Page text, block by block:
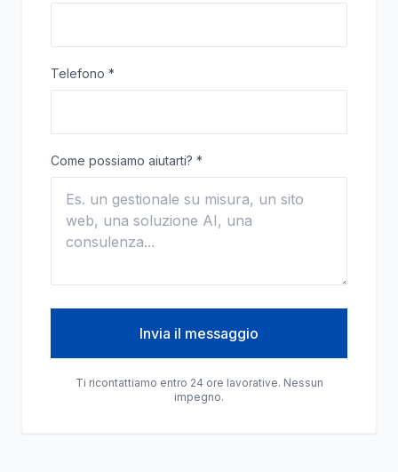
Telefono *
Come possiamo aiutarti? *
Invia il messaggio
Ti ricontattiamo entro 24 ore lavorative. Nessun
impegno.